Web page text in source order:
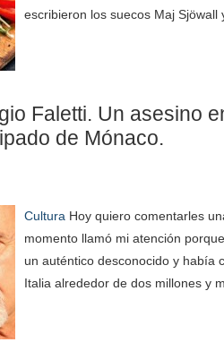
escribieron los suecos Maj Sjöwall
Faletti. Un asesino
de Mónaco.
Cultura Hoy quiero comentarles
momento llamó mi atención
un auténtico desconocido y había
Italia alrededor de dos millones y